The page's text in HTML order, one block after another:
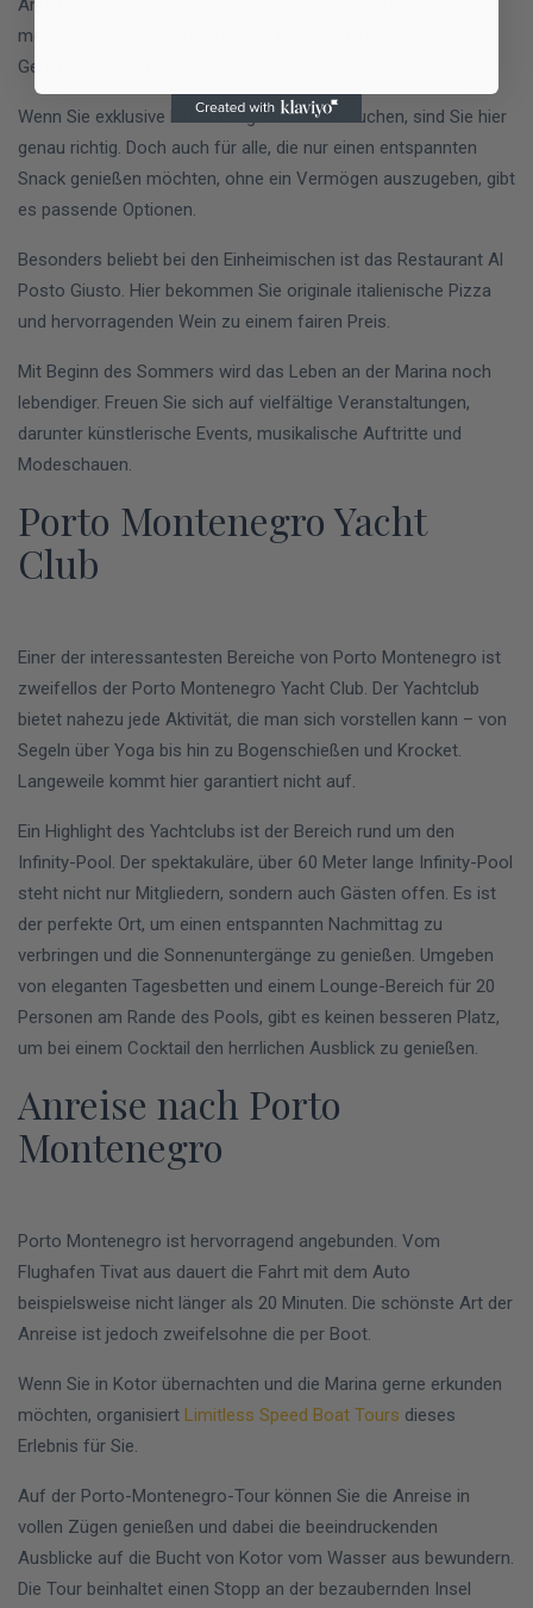
Angebot reicht von edlen Weinen und köstlichen
montenegrinischen Spezialitäten bis hin zu internationalen
Gerichten aller Art.
Wenn Sie exklusive Fine-Dining-Erlebnisse suchen, sind Sie hier
genau richtig. Doch auch für alle, die nur einen entspannten
Snack genießen möchten, ohne ein Vermögen auszugeben, gibt
es passende Optionen.
Besonders beliebt bei den Einheimischen ist das Restaurant Al
Posto Giusto. Hier bekommen Sie originale italienische Pizza
und hervorragenden Wein zu einem fairen Preis.
Mit Beginn des Sommers wird das Leben an der Marina noch
lebendiger. Freuen Sie sich auf vielfältige Veranstaltungen,
darunter künstlerische Events, musikalische Auftritte und
Modeschauen.
Porto Montenegro Yacht
Club
Einer der interessantesten Bereiche von Porto Montenegro ist
zweifellos der Porto Montenegro Yacht Club. Der Yachtclub
bietet nahezu jede Aktivität, die man sich vorstellen kann – von
Segeln über Yoga bis hin zu Bogenschießen und Krocket.
Langeweile kommt hier garantiert nicht auf.
Ein Highlight des Yachtclubs ist der Bereich rund um den
Infinity-Pool. Der spektakuläre, über 60 Meter lange Infinity-Pool
steht nicht nur Mitgliedern, sondern auch Gästen offen. Es ist
der perfekte Ort, um einen entspannten Nachmittag zu
verbringen und die Sonnenuntergänge zu genießen. Umgeben
von eleganten Tagesbetten und einem Lounge-Bereich für 20
Personen am Rande des Pools, gibt es keinen besseren Platz,
um bei einem Cocktail den herrlichen Ausblick zu genießen.
Anreise nach Porto
Montenegro
Porto Montenegro ist hervorragend angebunden. Vom
Flughafen Tivat aus dauert die Fahrt mit dem Auto
beispielsweise nicht länger als 20 Minuten. Die schönste Art der
Anreise ist jedoch zweifelsohne die per Boot.
Wenn Sie in Kotor übernachten und die Marina gerne erkunden
möchten, organisiert Limitless Speed Boat Tours dieses
Erlebnis für Sie.
Auf der Porto-Montenegro-Tour können Sie die Anreise in
vollen Zügen genießen und dabei die beeindruckenden
Ausblicke auf die Bucht von Kotor vom Wasser aus bewundern.
Die Tour beinhaltet einen Stopp an der bezaubernden Insel